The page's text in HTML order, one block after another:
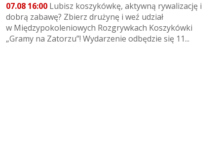
07.08 16:00 Lubisz koszykówkę, aktywną rywalizację i
dobrą zabawę? Zbierz drużynę i weź udział
w Międzypokoleniowych Rozgrywkach Koszykówki
„Gramy na Zatorzu”! Wydarzenie odbędzie się 11...